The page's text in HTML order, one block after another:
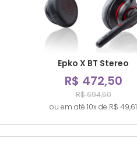
Epko X BT Stereo
R$ 472,50
R$ 694,50
ou em até 10x de R$ 49,61